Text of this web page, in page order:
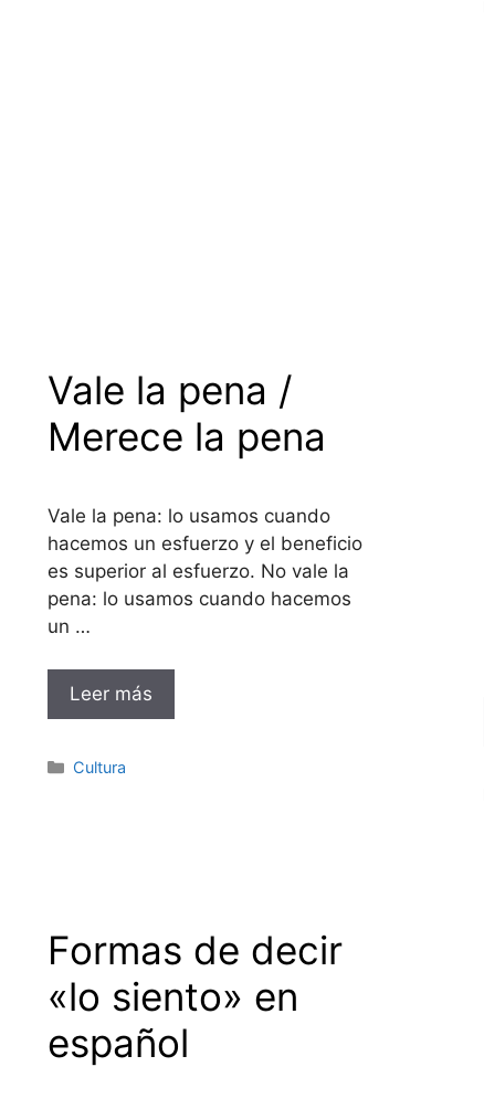
Vale la pena /
Merece la pena
Vale la pena: lo usamos cuando
hacemos un esfuerzo y el beneficio
es superior al esfuerzo. No vale la
pena: lo usamos cuando hacemos
un …
Leer más
Categorías
Cultura
Formas de decir
«lo siento» en
español